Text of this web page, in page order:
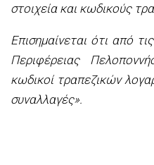
στοιχεία και κωδικούς
Επισημαίνεται ότι από
Περιφέρειας
κωδικοί τραπεζικών
συναλλαγές».